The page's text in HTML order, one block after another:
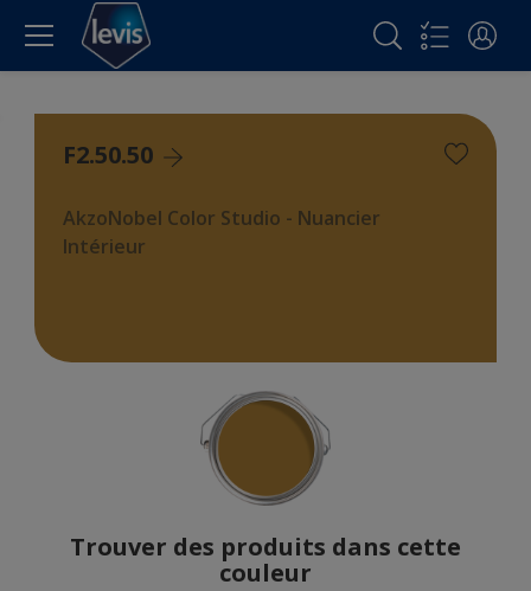
F2.50.50
AkzoNobel Color Studio - Nuancier
Intérieur
Trouver des produits dans cette
couleur